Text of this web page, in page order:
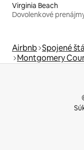
Virginia Beach
Dovolenkové
Airbnb Spojené
Montgomery